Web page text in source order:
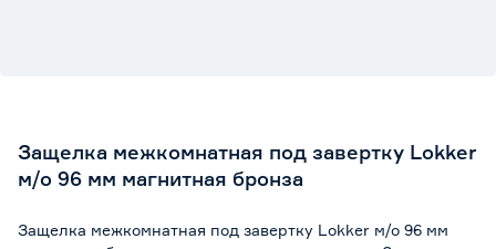
Защелка межкомнатная под завертку Lokker
м/о 96 мм магнитная бронза
Защелка межкомнатная под завертку Lokker м/о 96 мм